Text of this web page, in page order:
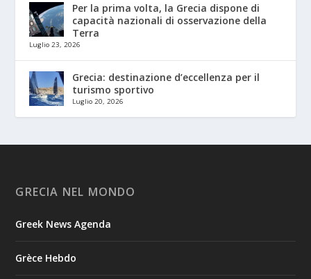
Per la prima volta, la Grecia dispone di
capacità nazionali di osservazione della
Terra
Luglio 23, 2026
Grecia: destinazione d’eccellenza per il
turismo sportivo
Luglio 20, 2026
GRECIA NEL MONDO
Greek News Agenda
Grèce Hebdo